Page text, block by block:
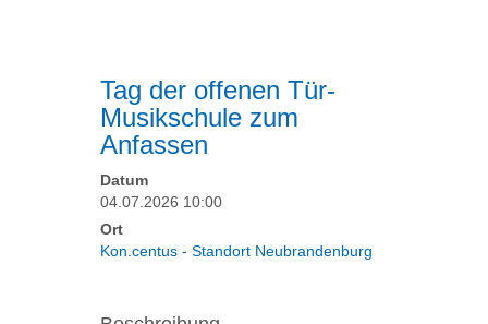
Tag der offenen Tür-
Musikschule zum
Anfassen
Datum
04.07.2026 10:00
Ort
Kon.centus - Standort Neubrandenburg